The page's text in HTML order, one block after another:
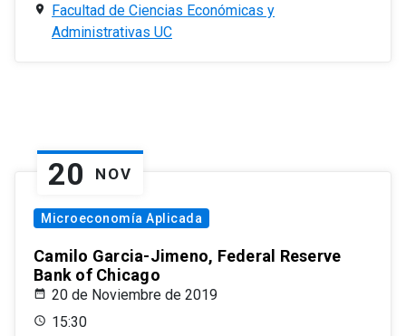
Facultad de Ciencias Económicas y
Administrativas UC
20 NOV
Microeconomía Aplicada
Camilo Garcia-Jimeno, Federal Reserve
Bank of Chicago
20 de Noviembre de 2019
15:30